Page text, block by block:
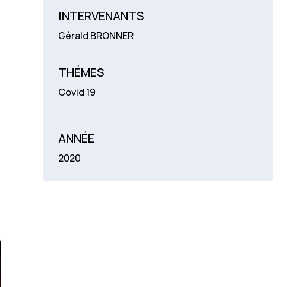
INTERVENANTS
Gérald BRONNER
THÉMES
Covid 19
ANNÉE
2020